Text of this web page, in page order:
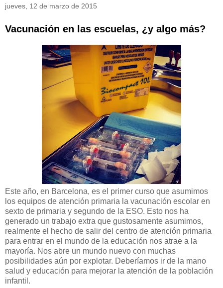
jueves, 12 de marzo de 2015
Vacunación en las escuelas, ¿y algo más?
Este año, en Barcelona, es el primer curso que asumimos
los equipos de atención primaria la vacunación escolar en
sexto de primaria y segundo de la ESO. Esto nos ha
generado un trabajo extra que gustosamente asumimos,
realmente el hecho de salir del centro de atención primaria
para entrar en el mundo de la educación nos atrae a la
mayoría. Nos abre un mundo nuevo con muchas
posibilidades aún por explotar. Deberíamos ir de la mano
salud y educación para mejorar la atención de la población
infantil.